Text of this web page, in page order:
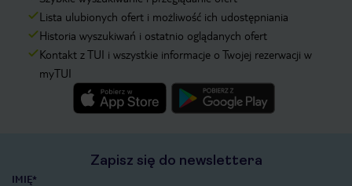
Lista ulubionych ofert i możliwość ich udostępniania
Historia wyszukiwań i ostatnio oglądanych ofert
Kontakt z TUI i wszystkie informacje o Twojej rezerwacji w
myTUI
Zapisz się do newslettera
IMIĘ*